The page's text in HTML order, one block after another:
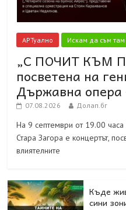
АРТуално Искам да съм там
„С ПОЧИТ КЪМ
посветена на
Държавна опера
07.08.2026 Долап.бг
На 9 септември от 19.00
Стара Загора е концертът,
влиятелните
Къде
сини